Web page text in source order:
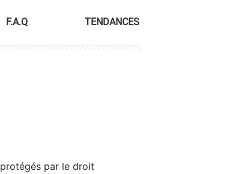
F.A.Q TENDANCES
par le droit